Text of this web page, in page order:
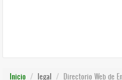
Inicio legal Directorio Web de